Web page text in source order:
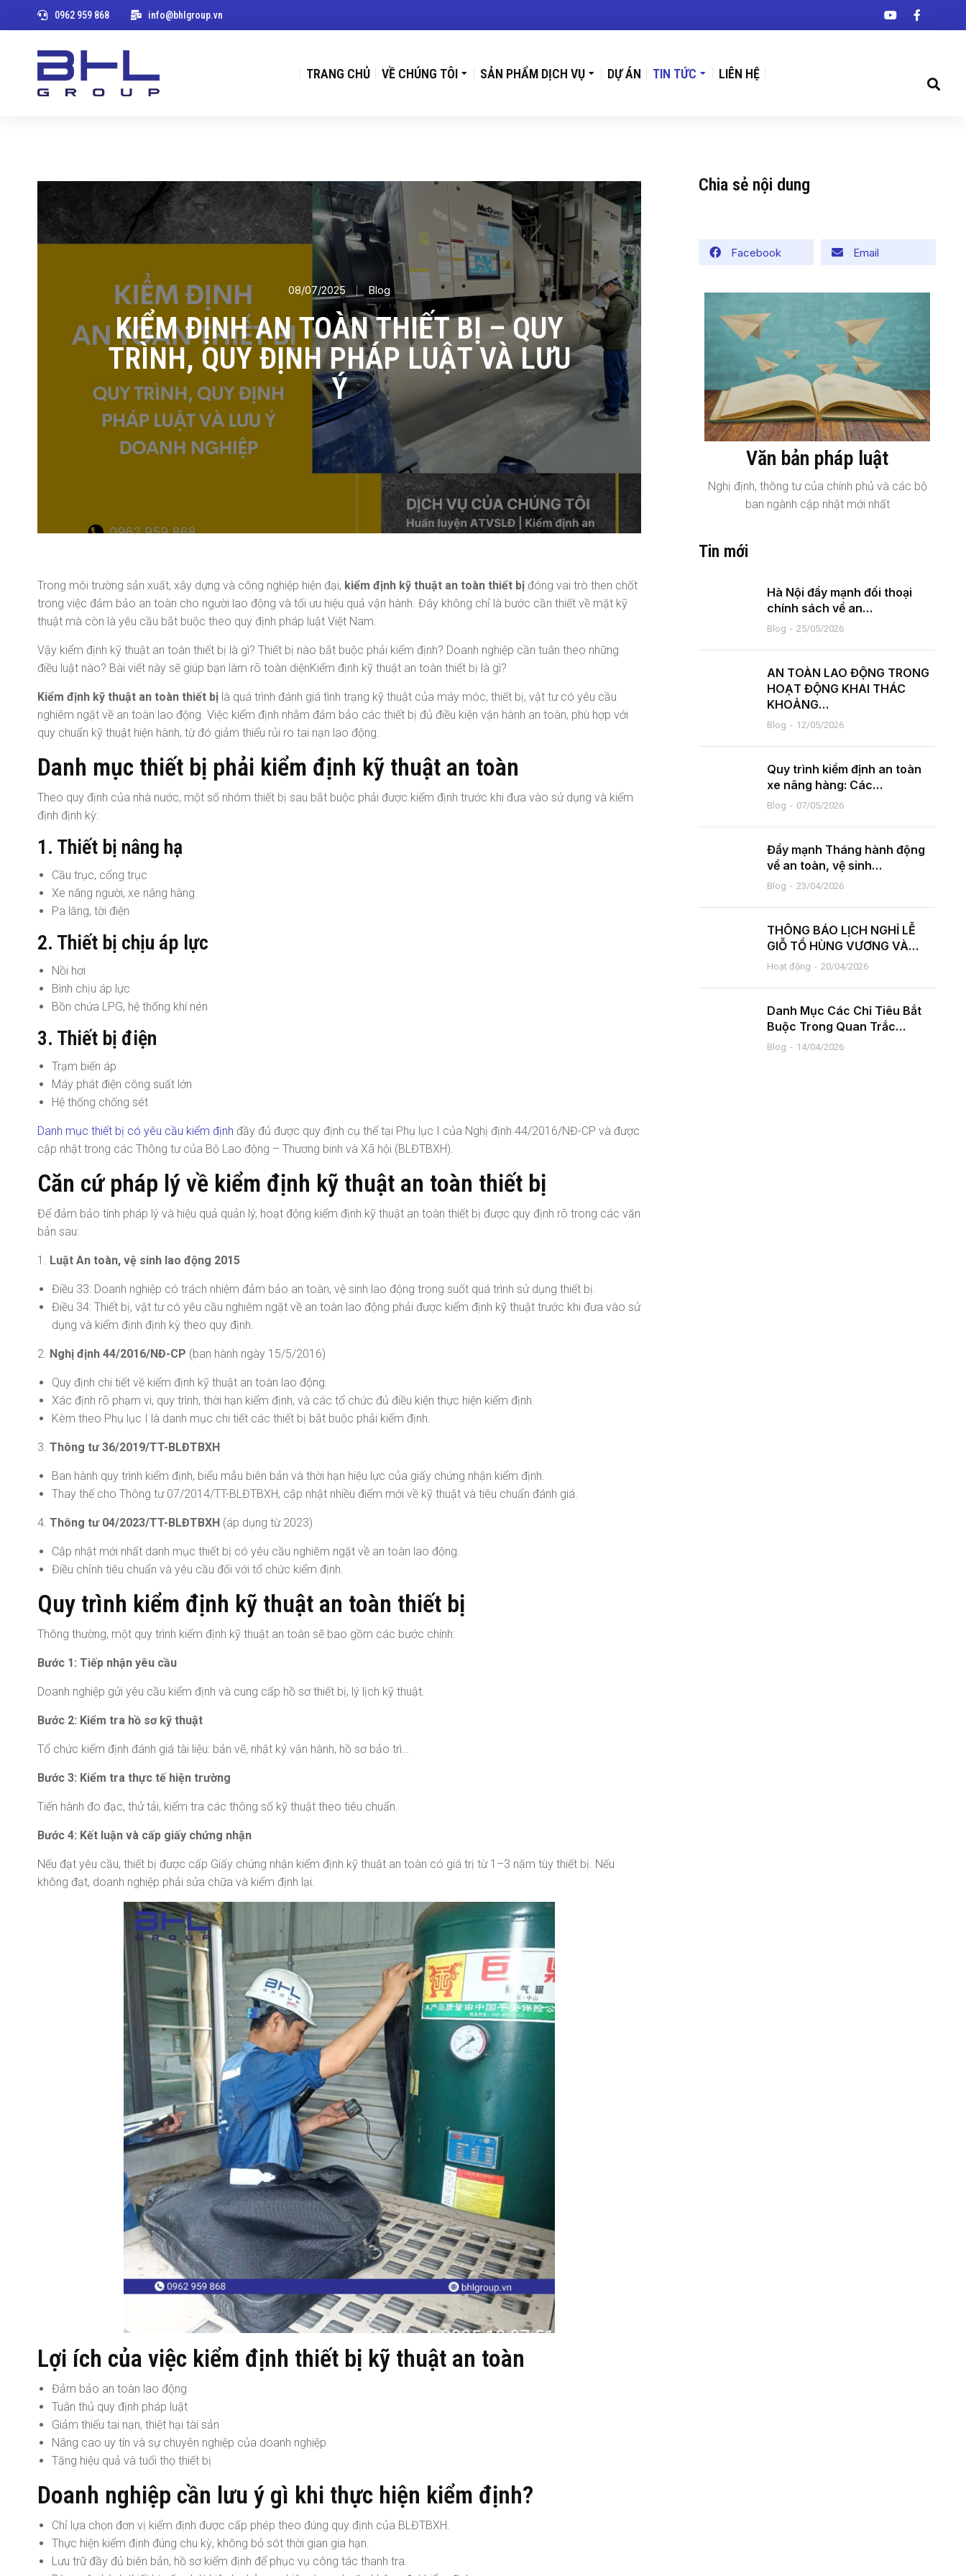
0962 959 868 info@bhlgroup.vn
TRANG CHỦ VỀ CHÚNG TÔI SẢN PHẨM DỊCH VỤ DỰ ÁN TIN TỨC LIÊN HỆ
08/07/2025 Blog
KIỂM ĐỊNH AN TOÀN THIẾT BỊ – QUY
TRÌNH, QUY ĐỊNH PHÁP LUẬT VÀ LƯU
Ý
Trong môi trường sản xuất, xây dựng và công nghiệp hiện đại, kiểm định kỹ thuật an toàn thiết bị đóng vai trò then chốt
trong việc đảm bảo an toàn cho người lao động và tối ưu hiệu quả vận hành. Đây không chỉ là bước cần thiết về mặt kỹ
thuật mà còn là yêu cầu bắt buộc theo quy định pháp luật Việt Nam.
Vậy kiểm định kỹ thuật an toàn thiết bị là gì? Thiết bị nào bắt buộc phải kiểm định? Doanh nghiệp cần tuân theo những
điều luật nào? Bài viết này sẽ giúp bạn làm rõ toàn diệnKiểm định kỹ thuật an toàn thiết bị là gì?
Kiểm định kỹ thuật an toàn thiết bị là quá trình đánh giá tình trạng kỹ thuật của máy móc, thiết bị, vật tư có yêu cầu
nghiêm ngặt về an toàn lao động. Việc kiểm định nhằm đảm bảo các thiết bị đủ điều kiện vận hành an toàn, phù hợp với
quy chuẩn kỹ thuật hiện hành, từ đó giảm thiểu rủi ro tai nạn lao động.
Danh mục thiết bị phải kiểm định kỹ thuật an toàn
Theo quy định của nhà nước, một số nhóm thiết bị sau bắt buộc phải được kiểm định trước khi đưa vào sử dụng và kiểm
định định kỳ:
1. Thiết bị nâng hạ
Cầu trục, cổng trục
Xe nâng người, xe nâng hàng
Pa lăng, tời điện
2. Thiết bị chịu áp lực
Nồi hơi
Bình chịu áp lực
Bồn chứa LPG, hệ thống khí nén
3. Thiết bị điện
Trạm biến áp
Máy phát điện công suất lớn
Hệ thống chống sét
Danh mục thiết bị có yêu cầu kiểm định đầy đủ được quy định cụ thể tại Phụ lục I của Nghị định 44/2016/NĐ-CP và được
cập nhật trong các Thông tư của Bộ Lao động – Thương binh và Xã hội (BLĐTBXH).
Căn cứ pháp lý về kiểm định kỹ thuật an toàn thiết bị
Để đảm bảo tính pháp lý và hiệu quả quản lý, hoạt động kiểm định kỹ thuật an toàn thiết bị được quy định rõ trong các văn
bản sau:
1. Luật An toàn, vệ sinh lao động 2015
Điều 33: Doanh nghiệp có trách nhiệm đảm bảo an toàn, vệ sinh lao động trong suốt quá trình sử dụng thiết bị.
Điều 34: Thiết bị, vật tư có yêu cầu nghiêm ngặt về an toàn lao động phải được kiểm định kỹ thuật trước khi đưa vào sử
dụng và kiểm định định kỳ theo quy định.
2. Nghị định 44/2016/NĐ-CP (ban hành ngày 15/5/2016)
Quy định chi tiết về kiểm định kỹ thuật an toàn lao động.
Xác định rõ phạm vi, quy trình, thời hạn kiểm định, và các tổ chức đủ điều kiện thực hiện kiểm định.
Kèm theo Phụ lục I là danh mục chi tiết các thiết bị bắt buộc phải kiểm định.
3. Thông tư 36/2019/TT-BLĐTBXH
Ban hành quy trình kiểm định, biểu mẫu biên bản và thời hạn hiệu lực của giấy chứng nhận kiểm định.
Thay thế cho Thông tư 07/2014/TT-BLĐTBXH, cập nhật nhiều điểm mới về kỹ thuật và tiêu chuẩn đánh giá.
4. Thông tư 04/2023/TT-BLĐTBXH (áp dụng từ 2023)
Cập nhật mới nhất danh mục thiết bị có yêu cầu nghiêm ngặt về an toàn lao động.
Điều chỉnh tiêu chuẩn và yêu cầu đối với tổ chức kiểm định.
Quy trình kiểm định kỹ thuật an toàn thiết bị
Thông thường, một quy trình kiểm định kỹ thuật an toàn sẽ bao gồm các bước chính:
Bước 1: Tiếp nhận yêu cầu
Doanh nghiệp gửi yêu cầu kiểm định và cung cấp hồ sơ thiết bị, lý lịch kỹ thuật.
Bước 2: Kiểm tra hồ sơ kỹ thuật
Tổ chức kiểm định đánh giá tài liệu: bản vẽ, nhật ký vận hành, hồ sơ bảo trì…
Bước 3: Kiểm tra thực tế hiện trường
Tiến hành đo đạc, thử tải, kiểm tra các thông số kỹ thuật theo tiêu chuẩn.
Bước 4: Kết luận và cấp giấy chứng nhận
Nếu đạt yêu cầu, thiết bị được cấp Giấy chứng nhận kiểm định kỹ thuật an toàn có giá trị từ 1–3 năm tùy thiết bị. Nếu
không đạt, doanh nghiệp phải sửa chữa và kiểm định lại.
Lợi ích của việc kiểm định thiết bị kỹ thuật an toàn
Đảm bảo an toàn lao động
Tuân thủ quy định pháp luật
Giảm thiểu tai nạn, thiệt hại tài sản
Nâng cao uy tín và sự chuyên nghiệp của doanh nghiệp
Tăng hiệu quả và tuổi thọ thiết bị
Doanh nghiệp cần lưu ý gì khi thực hiện kiểm định?
Chỉ lựa chọn đơn vị kiểm định được cấp phép theo đúng quy định của BLĐTBXH.
Thực hiện kiểm định đúng chu kỳ, không bỏ sót thời gian gia hạn.
Lưu trữ đầy đủ biên bản, hồ sơ kiểm định để phục vụ công tác thanh tra.
Chia sẻ nội dung
Facebook Email
Văn bản pháp luật
Nghị định, thông tư của chính phủ và các bộ
ban ngành cập nhật mới nhất
Tin mới
Hà Nội đẩy mạnh đối thoại
chính sách về an…
Blog 25/05/2026
AN TOÀN LAO ĐỘNG TRONG
HOẠT ĐỘNG KHAI THÁC
KHOẢNG…
Blog 12/05/2026
Quy trình kiểm định an toàn
xe nâng hàng: Các…
Blog 07/05/2026
Đẩy mạnh Tháng hành động
về an toàn, vệ sinh…
Blog 23/04/2026
THÔNG BÁO LỊCH NGHỈ LỄ
GIỖ TỔ HÙNG VƯƠNG VÀ…
Hoạt động 20/04/2026
Danh Mục Các Chỉ Tiêu Bắt
Buộc Trong Quan Trắc…
Blog 14/04/2026